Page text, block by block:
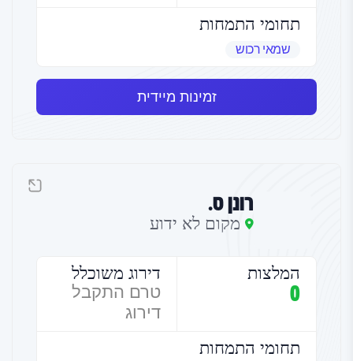
תחומי התמחות
שמאי רכוש
זמינות מיידית
רונן ס.
מקום לא ידוע
המלצות
0
דירוג משוכלל
טרם התקבל
דירוג
תחומי התמחות